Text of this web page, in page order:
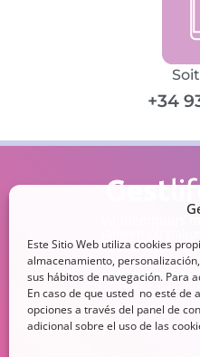
Este Sitio Web utiliza cookies
almacenamiento,
sus hábitos de navegación. Para
En caso de que usted no esté de
opciones a través del panel de
adicional sobre el uso de las
+34
Vanhemmuus
vuosia sitten
epätodellisesta
Nykyään meitä